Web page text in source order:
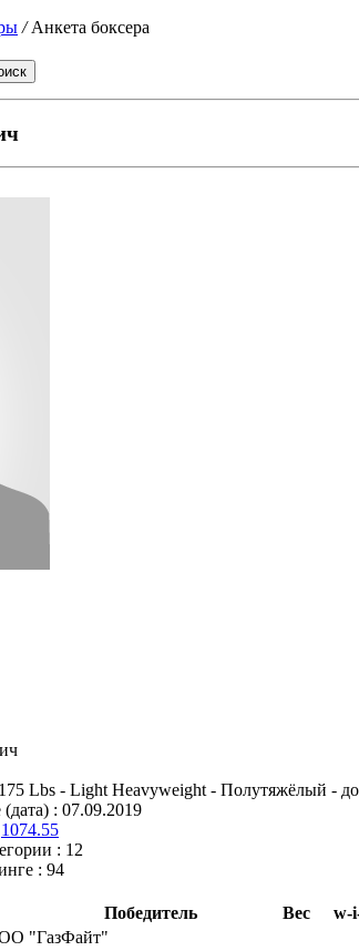
/Анкета боксера
175 Lbs - Light Heavyweight - Полутяжёлый -
: 07.09.2019
1074.55
: 12
: 94
Победитель Вес w-
"ГазФайт"